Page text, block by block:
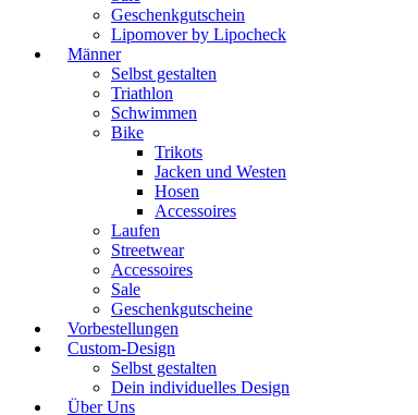
Geschenkgutschein
Lipomover by Lipocheck
Männer
Selbst gestalten
Triathlon
Schwimmen
Bike
Trikots
Jacken und Westen
Hosen
Accessoires
Laufen
Streetwear
Accessoires
Sale
Geschenkgutscheine
Vorbestellungen
Custom-Design
Selbst gestalten
Dein individuelles Design
Über Uns